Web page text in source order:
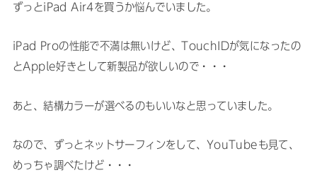
ずっとiPad Air4を買うか悩んでいました。
iPad Proの性能で不満は無いけど、TouchIDが気になったの
とApple好きとして新製品が欲しいので・・・
あと、結構カラーが選べるのもいいなと思っていました。
なので、ずっとネットサーフィンをして、YouTubeも見て、
めっちゃ調べたけど・・・